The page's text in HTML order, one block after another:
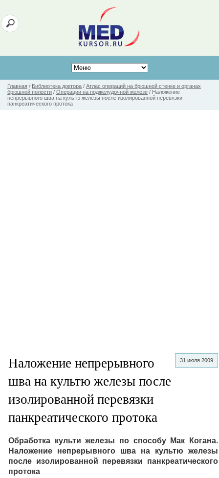
Главная / Библиотека доктора / Атлас операций на брюшной стенке и органах
брюшной полости / Операции на поджелудочной железе / Наложение
непрерывного шва на культю железы после изолированной перевязки
панкреатического протока
31 июля 2009
Наложение непрерывного
шва на культю железы после
изолированной перевязки
панкреатического протока
Обработка культи железы по способу Мак Когана.
Наложение непрерывного шва на культю железы
после изолированной перевязки панкреатического
протока